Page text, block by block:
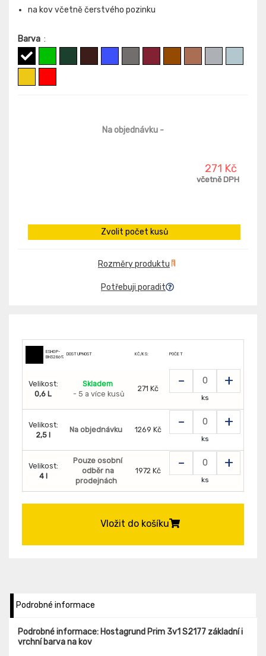
na kov včetně čerstvého pozinku
Barva :
Na objednávku -
271 Kč
včetně DPH
Zvolit počet kusů
Rozměry produktu
Potřebuji poradit
ESHOP-
BH328617
DOSTUPNOST KČ/KS: POČET
Velikost:
0,6 L
Skladem
- 5 a více kusů
271 Kč - +
ks
Velikost:
2,5 l
Na objednávku 1269 Kč - +
ks
Velikost:
4 l
Pouze osobní
odběr na
prodejnách
1972 Kč - +
ks
Vložit do košíku
Podrobné informace
Podrobné informace: Hostagrund Prim 3v1 S2177 základní i
vrchní barva na kov